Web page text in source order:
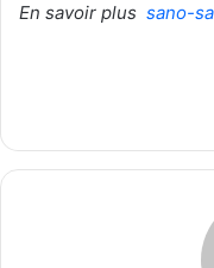
En savoir plus sano-